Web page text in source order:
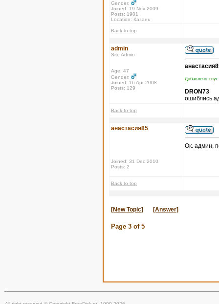
Gender:
Joined: 19 Nov 2009
Posts: 1901
Location: Казань
Back to top
admin
Site Admin
Age: 47
Gender:
Joined: 16 Apr 2008
Posts: 129
Добавлено
DRON73
ошиблись
Back to top
анастасия85
Joined: 31 Dec 2010
Posts: 2
Ок. админ,
Back to top
[New Topic] [Answer]
Page 3 of 5